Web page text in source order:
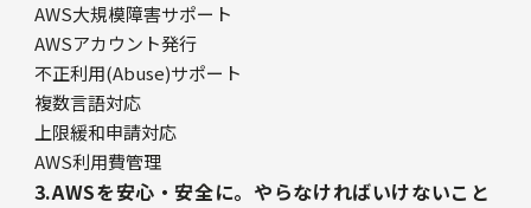
AWS大規模障害サポート
AWSアカウント発行
不正利用(Abuse)サポート
複数言語対応
上限緩和申請対応
AWS利用費管理
3.AWSを安心・安全に。やらなければいけないこと